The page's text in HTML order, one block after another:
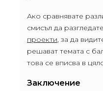
Ако сравнявате
смисъл да
проекти, за да
решават темата с
това се вписва в
Заключение